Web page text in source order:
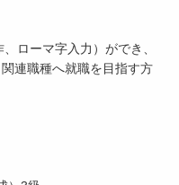
ローマ字入力）ができ、
連職種へ就職を目指す方